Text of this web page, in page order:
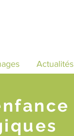
Actualités